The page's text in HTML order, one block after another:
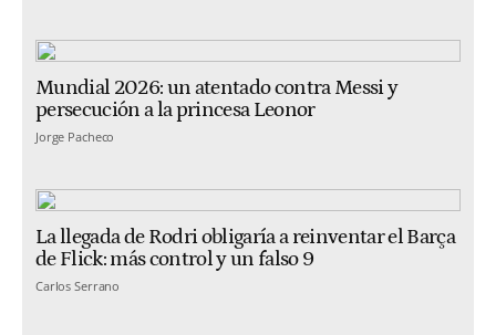
Mundial 2026: un atentado contra Messi y
persecución a la princesa Leonor
Jorge Pacheco
La llegada de Rodri obligaría a reinventar el Barça
de Flick: más control y un falso 9
Carlos Serrano